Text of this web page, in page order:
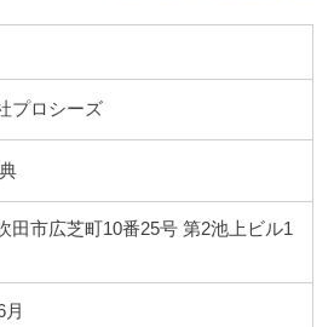
プロシーズ
田市広芝町10番25号 第2池上ビル1